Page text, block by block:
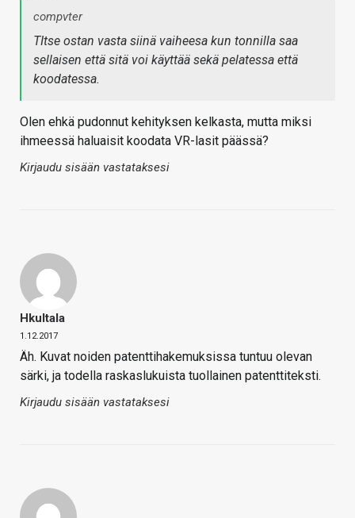
compvter
TItse ostan vasta siinä vaiheesa kun tonnilla saa
sellaisen että sitä voi käyttää sekä pelatessa että
koodatessa.
Olen ehkä pudonnut kehityksen kelkasta, mutta miksi
ihmeessä haluaisit koodata VR-lasit päässä?
Kirjaudu sisään vastataksesi
Hkultala
1.12.2017
Äh. Kuvat noiden patenttihakemuksissa tuntuu olevan
särki, ja todella raskaslukuista tuollainen patenttiteksti.
Kirjaudu sisään vastataksesi